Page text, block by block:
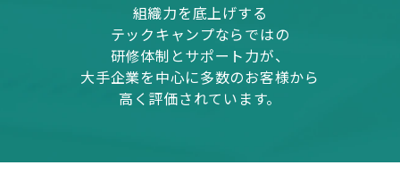
組織力を底上げする
テックキャンプならではの
研修体制とサポート力が、
大手企業を中心に多数のお客様から
高く評価されています。